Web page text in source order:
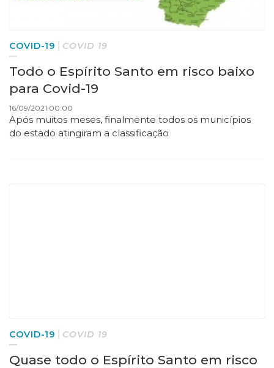
COVID-19 COVID 19
Todo o Espírito Santo em risco baixo
para Covid-19
16/09/2021 00:00
Após muitos meses, finalmente todos os municípios
do estado atingiram a classificação
COVID-19 COVID 19
Quase todo o Espírito Santo em risco